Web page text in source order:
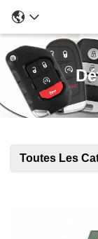
Toutes Les